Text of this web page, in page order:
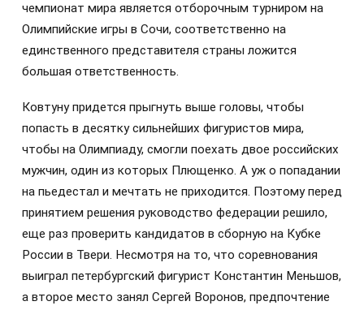
чемпионат мира является отборочным турниром на
Олимпийские игры в Сочи, соответственно на
единственного представителя страны ложится
большая ответственность.
Ковтуну придется прыгнуть выше головы, чтобы
попасть в десятку сильнейших фигуристов мира,
чтобы на Олимпиаду, смогли поехать двое российских
мужчин, один из которых Плющенко. А уж о попадании
на пьедестал и мечтать не приходится. Поэтому перед
принятием решения руководство федерации решило,
еще раз проверить кандидатов в сборную на Кубке
России в Твери. Несмотря на то, что соревнования
выиграл петербургский фигурист Константин Меньшов,
а второе место занял Сергей Воронов, предпочтение